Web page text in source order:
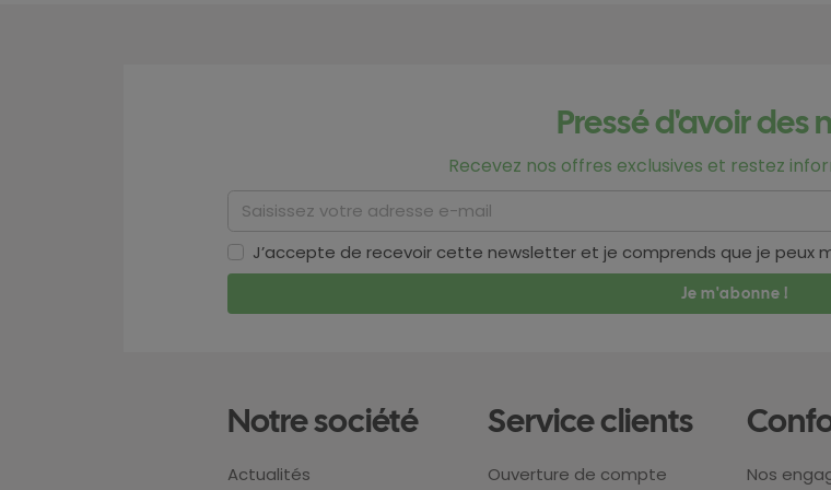
Pressé d'avoir des
Recevez nos offres exclusives et restez
J’accepte de recevoir cette newsletter et je comprends que je
Notre société
Actualités
Service clients
Ouverture de compte
Nos